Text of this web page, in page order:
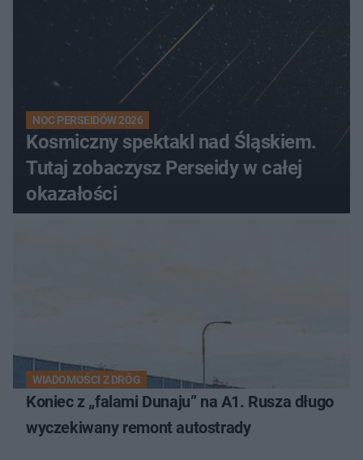
NOC PERSEIDÓW 2026
Kosmiczny spektakl nad Śląskiem.
Tutaj zobaczysz Perseidy w całej
okazałości
WIADOMOŚCI Z DRÓG
Koniec z „falami Dunaju” na A1. Rusza długo
wyczekiwany remont autostrady